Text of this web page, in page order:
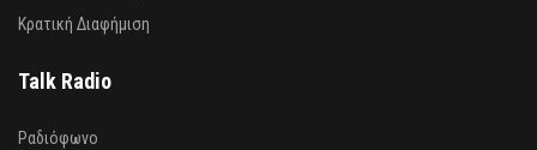
Κρατική Διαφήμιση
Talk Radio
Ραδιόφωνο